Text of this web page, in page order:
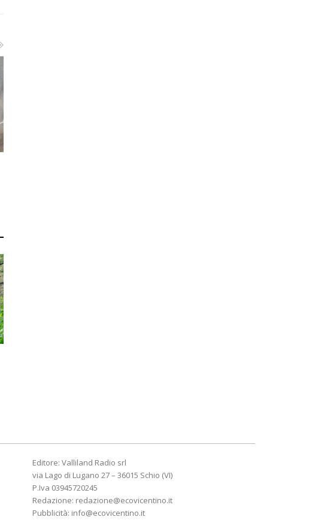
Editore: Valliland Radio srl
via Lago di Lugano 27 – 36015 Schio (VI)
P.Iva 03945720245
Redazione: redazione@ecovicentino.it
Pubblicità: info@ecovicentino.it